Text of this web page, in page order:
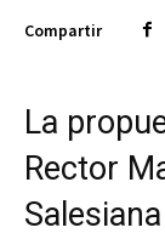
Compartir
La
Rector